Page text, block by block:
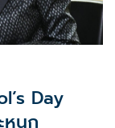
Day
หนก